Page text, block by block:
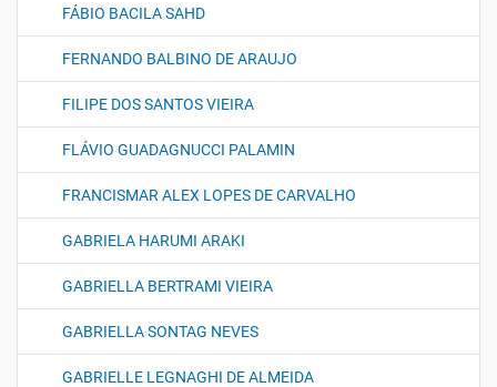
FÁBIO BACILA SAHD
FERNANDO BALBINO DE ARAUJO
FILIPE DOS SANTOS VIEIRA
FLÁVIO GUADAGNUCCI PALAMIN
FRANCISMAR ALEX LOPES DE CARVALHO
GABRIELA HARUMI ARAKI
GABRIELLA BERTRAMI VIEIRA
GABRIELLA SONTAG NEVES
GABRIELLE LEGNAGHI DE ALMEIDA